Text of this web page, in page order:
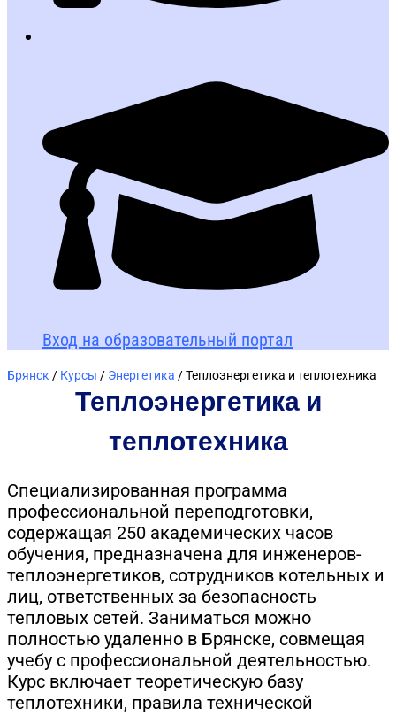
Вход на образовательный портал
Брянск / Курсы / Энергетика / Теплоэнергетика и теплотехника
Теплоэнергетика и
теплотехника
Специализированная программа
профессиональной переподготовки,
содержащая 250 академических часов
обучения, предназначена для инженеров-
теплоэнергетиков, сотрудников котельных и
лиц, ответственных за безопасность
тепловых сетей. Заниматься можно
полностью удаленно в Брянске, совмещая
учебу с профессиональной деятельностью.
Курс включает теоретическую базу
теплотехники, правила технической